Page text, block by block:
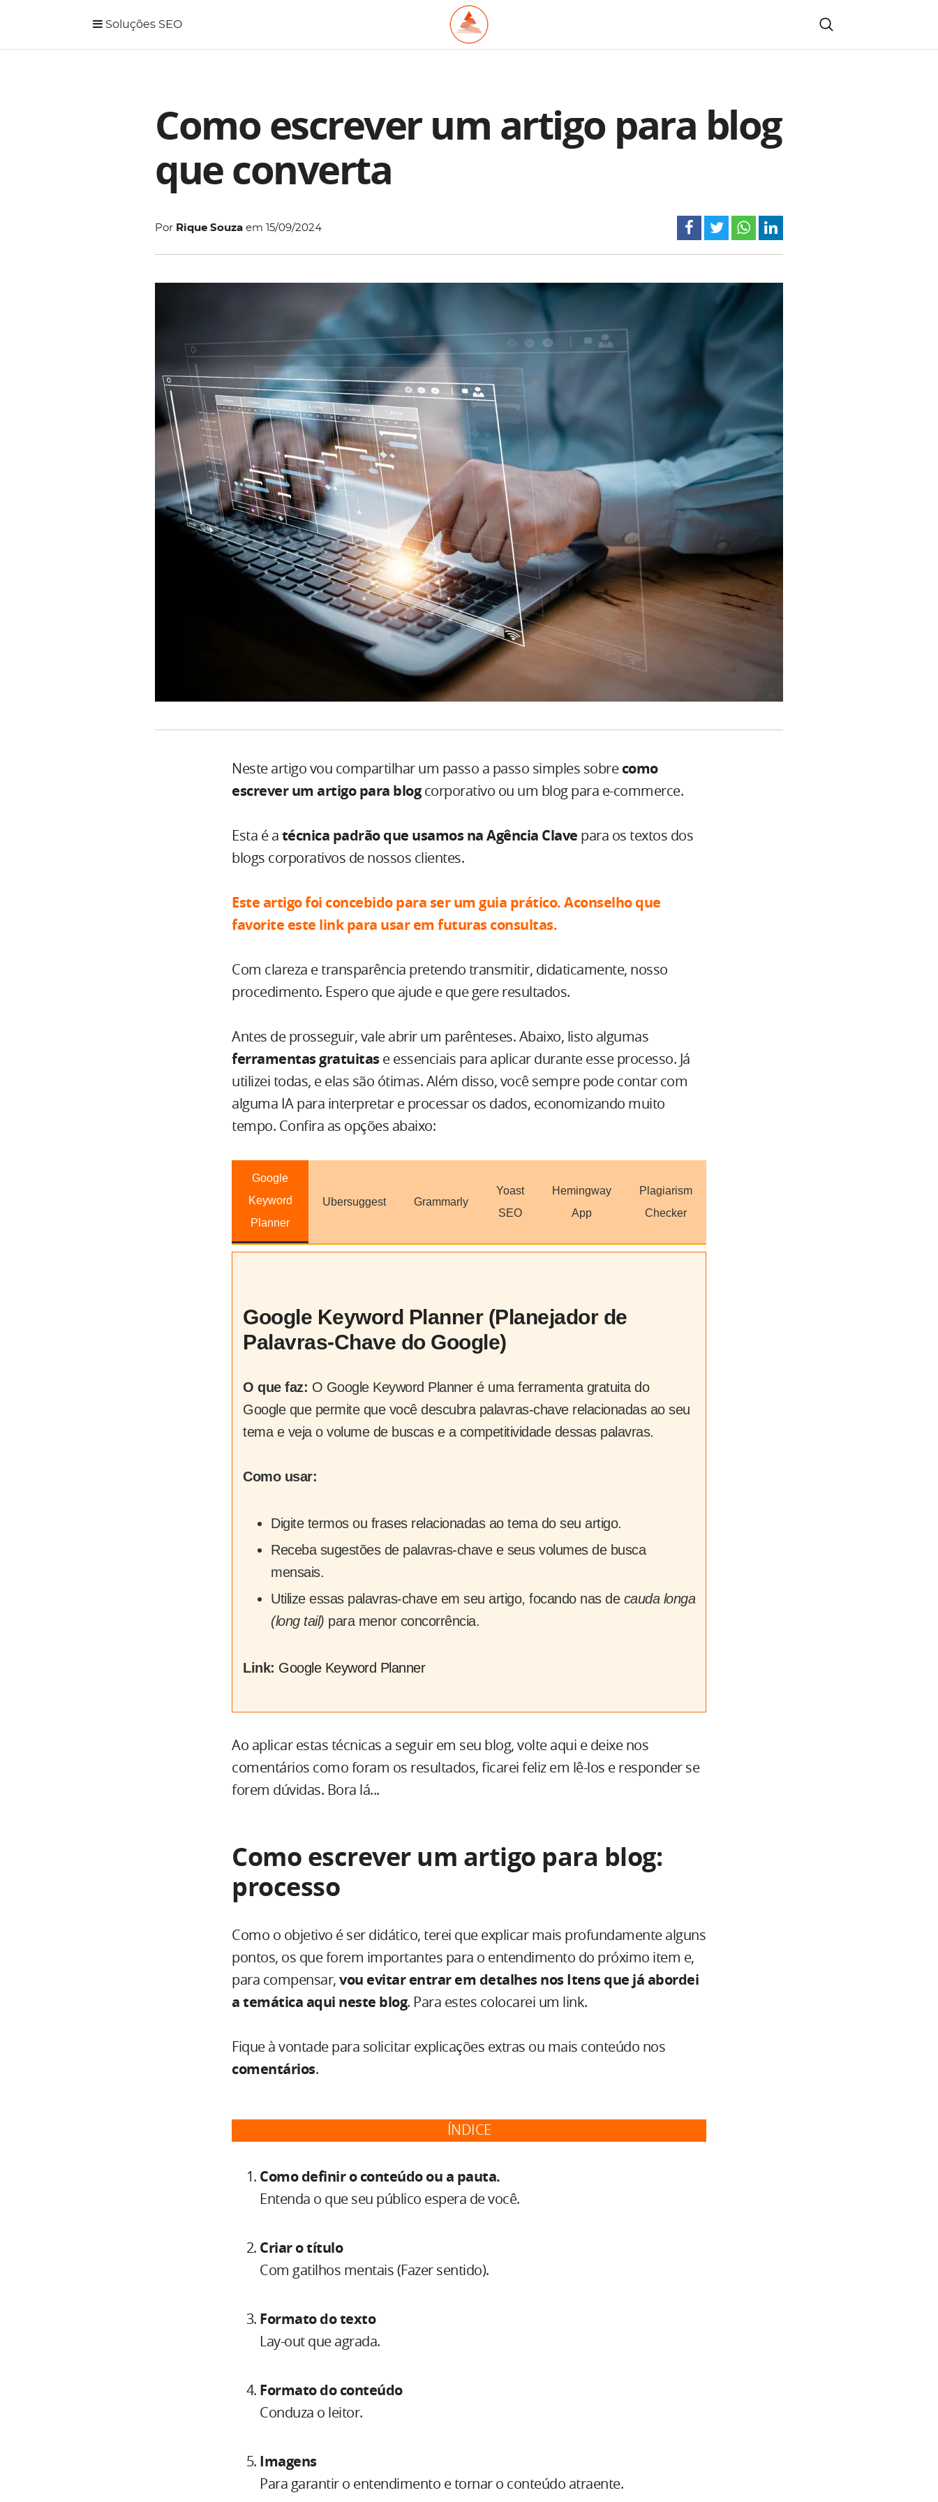
Soluções SEO
Como escrever um artigo para blog
que converta
Por Rique Souza em 15/09/2024
Neste artigo vou compartilhar um passo a passo simples sobre como
escrever um artigo para blogcorporativo ou um blog para e-commerce.
Esta é a técnica padrão que usamos na Agência Clave para os textos dos
blogs corporativos de nossos clientes.
Este artigo foi concebido para ser um guia prático. Aconselho que
favorite este link para usar em futuras consultas.
Com clareza e transparência pretendo transmitir, didaticamente, nosso
procedimento. Espero que ajude e que gere resultados.
Antes de prosseguir, vale abrir um parênteses. Abaixo, listo algumas
ferramentas gratuitase essenciais para aplicar durante esse processo. Já
utilizei todas, e elas são ótimas. Além disso, você sempre pode contar com
alguma IA para interpretar e processar os dados, economizando muito
tempo. Confira as opções abaixo:
Google
Keyword
Planner
Ubersuggest Grammarly
Yoast
SEO
Hemingway
App
Plagiarism
Checker
Google Keyword Planner (Planejador de
Palavras-Chave do Google)
O que faz: O Google Keyword Planner é uma ferramenta gratuita do
Google que permite que você descubra palavras-chave relacionadas ao seu
tema e veja o volume de buscas e a competitividade dessas palavras.
Como usar:
Digite termos ou frases relacionadas ao tema do seu artigo.
Receba sugestões de palavras-chave e seus volumes de busca
mensais.
Utilize essas palavras-chave em seu artigo, focando nas de cauda longa
(long tail) para menor concorrência.
Link: Google Keyword Planner
Ao aplicar estas técnicas a seguir em seu blog, volte aqui e deixe nos
comentários como foram os resultados, ficarei feliz em lê-los e responder se
forem dúvidas. Bora lá...
Como escrever um artigo para blog:
processo
Como o objetivo é ser didático, terei que explicar mais profundamente alguns
pontos, os que forem importantes para o entendimento do próximo item e,
para compensar, vou evitar entrar em detalhes nos Itens que já abordei
a temática aqui neste blog. Para estes colocarei um link.
Fique à vontade para solicitar explicações extras ou mais conteúdo nos
comentários.
ÍNDICE
Como definir o conteúdo ou a pauta.
Entenda o que seu público espera de você.
Criar o título
Com gatilhos mentais (Fazer sentido).
Formato do texto
Lay-out que agrada.
Formato do conteúdo
Conduza o leitor.
Imagens
Para garantir o entendimento e tornar o conteúdo atraente.